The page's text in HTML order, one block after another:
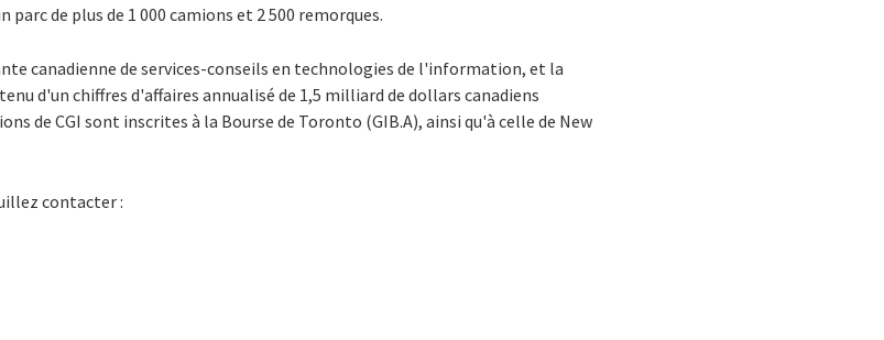
parc de plus de 1 000 camions et 2 500 remorques.
canadienne de services-conseils en technologies de l'information, et la
d'un chiffres d'affaires annualisé de 1,5 milliard de dollars canadiens
de CGI sont inscrites à la Bourse de Toronto (GIB.A), ainsi qu'à celle de New
contacter :